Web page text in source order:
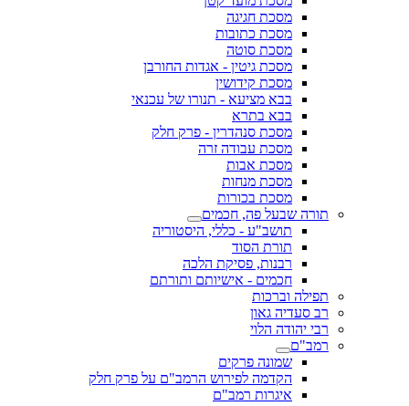
מסכת חגיגה
מסכת כתובות
מסכת סוטה
מסכת גיטין - אגדות החורבן
מסכת קידושין
בבא מציעא - תנורו של עכנאי
בבא בתרא
מסכת סנהדרין - פרק חלק
מסכת עבודה זרה
מסכת אבות
מסכת מנחות
מסכת בכורות
תורה שבעל פה, חכמים
תושב"ע - כללי, היסטוריה
תורת הסוד
רבנות, פסיקת הלכה
חכמים - אישיותם ותורתם
תפילה וברכות
רב סעדיה גאון
רבי יהודה הלוי
רמב"ם
שמונה פרקים
הקדמה לפירוש הרמב"ם על פרק חלק
איגרות רמב"ם